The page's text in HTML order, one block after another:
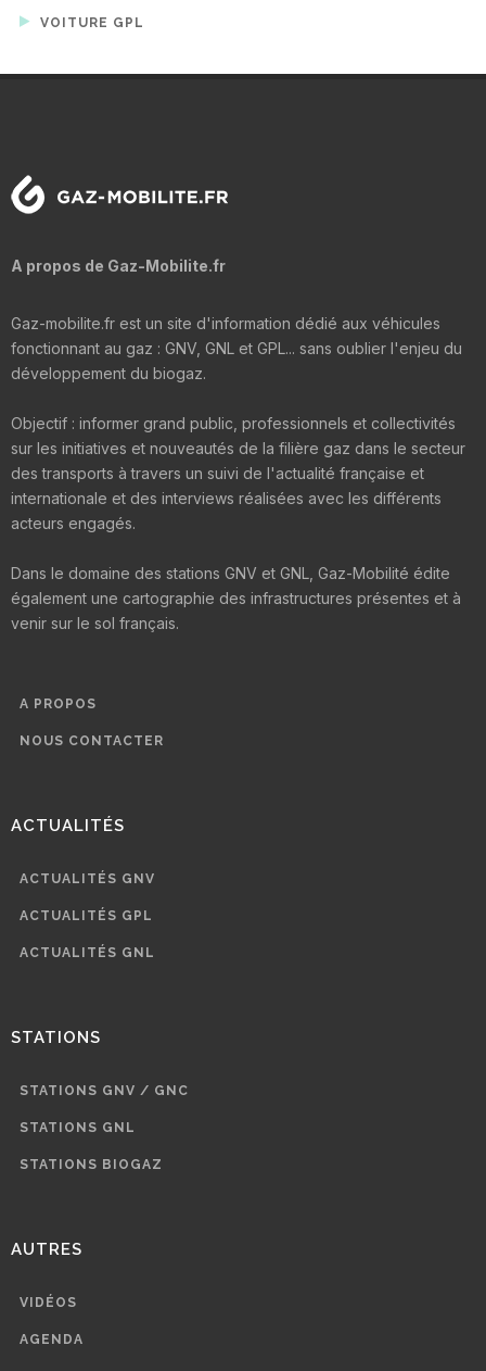
VOITURE GPL
A propos de Gaz-Mobilite.fr
Gaz-mobilite.fr est un site d'information dédié aux véhicules
fonctionnant au gaz : GNV, GNL et GPL... sans oublier l'enjeu du
développement du biogaz.
Objectif : informer grand public, professionnels et collectivités
sur les initiatives et nouveautés de la filière gaz dans le secteur
des transports à travers un suivi de l'actualité française et
internationale et des interviews réalisées avec les différents
acteurs engagés.
Dans le domaine des stations GNV et GNL, Gaz-Mobilité édite
également une cartographie des infrastructures présentes et à
venir sur le sol français.
A PROPOS
NOUS CONTACTER
ACTUALITÉS
ACTUALITÉS GNV
ACTUALITÉS GPL
ACTUALITÉS GNL
STATIONS
STATIONS GNV / GNC
STATIONS GNL
STATIONS BIOGAZ
AUTRES
VIDÉOS
AGENDA